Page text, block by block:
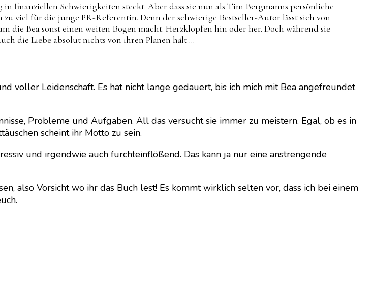
finanziellen Schwierigkeiten steckt. Aber dass sie nun als Tim Bergmanns persönliche
viel für die junge PR-Referentin. Denn der schwierige Bestseller-Autor lässt sich von
die Bea sonst einen weiten Bogen macht. Herzklopfen hin oder her. Doch während sie
die Liebe absolut nichts von ihren Plänen hält …
voller Leidenschaft. Es hat nicht lange gedauert, bis ich mich mit Bea angefreundet
Probleme und Aufgaben. All das versucht sie immer zu meistern. Egal, ob es in
scheint ihr Motto zu sein.
und irgendwie auch furchteinflößend. Das kann ja nur eine anstrengende
also Vorsicht wo ihr das Buch lest! Es kommt wirklich selten vor, dass ich bei einem